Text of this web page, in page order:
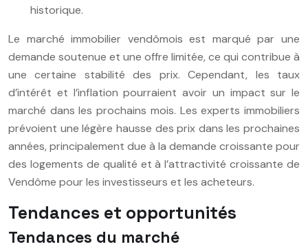
historique.
Le marché immobilier vendômois est marqué par une
demande soutenue et une offre limitée, ce qui contribue à
une certaine stabilité des prix. Cependant, les taux
d’intérêt et l’inflation pourraient avoir un impact sur le
marché dans les prochains mois. Les experts immobiliers
prévoient une légère hausse des prix dans les prochaines
années, principalement due à la demande croissante pour
des logements de qualité et à l’attractivité croissante de
Vendôme pour les investisseurs et les acheteurs.
Tendances et opportunités
Tendances du marché